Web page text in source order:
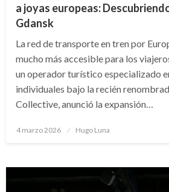
a joyas europeas:
Gdansk
La red de transporte en tren por
mucho más accesible para los
un operador turístico especializado
individuales bajo la recién
Collective, anunció la expansión…
Publicado
4 marzo 2026 Hugo Luna